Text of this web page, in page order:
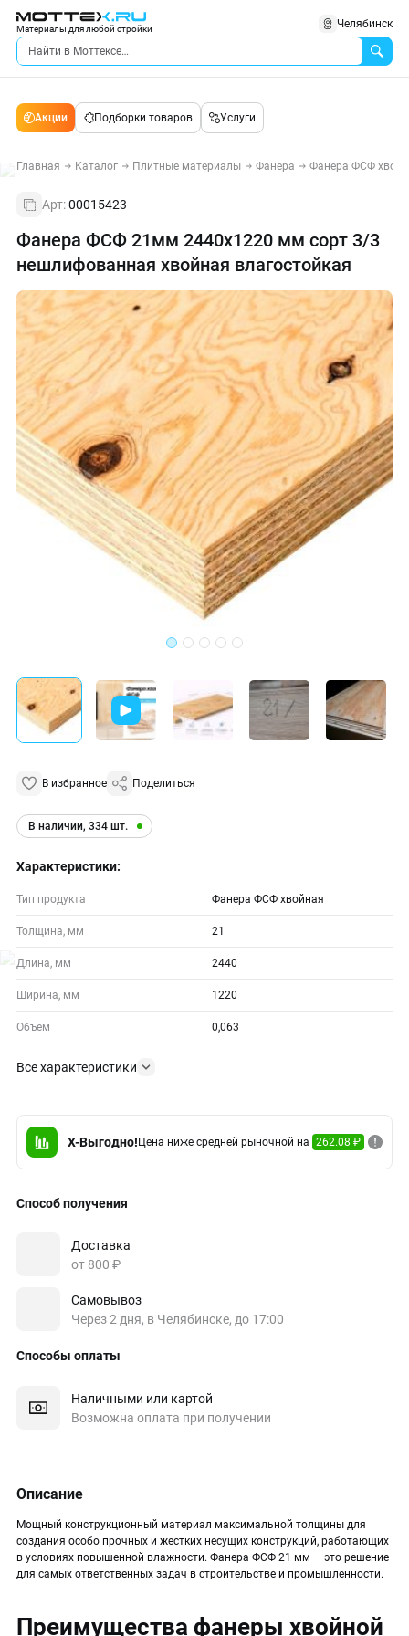
Материалы для любой стройки Челябинск
Акции Подборки товаров Услуги
Главная Каталог Плитные материалы Фанера Фанера ФСФ
Арт:00015423
Фанера ФСФ 21мм 2440х1220 мм сорт 3/3
нешлифованная хвойная влагостойкая
В избранное Поделиться
В наличии, 334 шт.
Характеристики:
Тип продукта Фанера ФСФ хвойная
Толщина, мм 21
Длина, мм 2440
Ширина, мм 1220
Объем 0,063
Все характеристики
X-Выгодно! Цена ниже средней рыночной на 262.08 ₽
Способ получения
Доставка
от 800 ₽
Самовывоз
Через 2 дня, в Челябинске, до 17:00
Способы оплаты
Наличными или картой
Возможна оплата при получении
Описание
Мощный конструкционный материал максимальной толщины для
создания особо прочных и жестких несущих конструкций, работающих
в условиях повышенной влажности. Фанера ФСФ 21 мм — это решение
для самых ответственных задач в строительстве и промышленности.
Преимущества фанеры хвойной